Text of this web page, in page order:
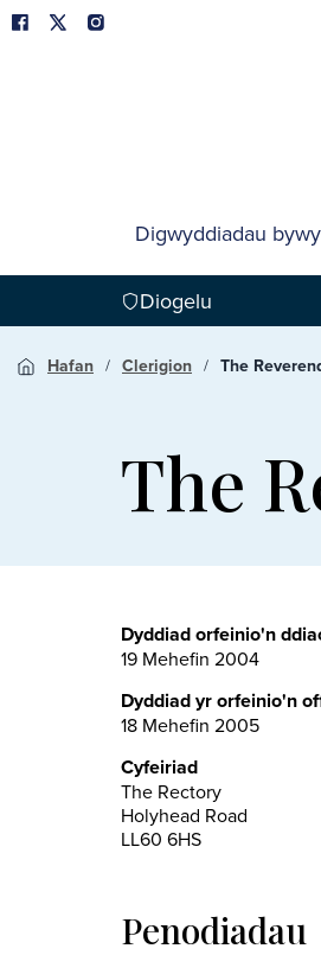
Digwyddiadau
Diogelu
Hafan Clerigion The
The
Dyddiad orfeinio'n
19 Mehefin 2004
Dyddiad yr orfeinio'n
18 Mehefin 2005
Cyfeiriad
The Rectory
Holyhead Road
LL60 6HS
Penodiadau